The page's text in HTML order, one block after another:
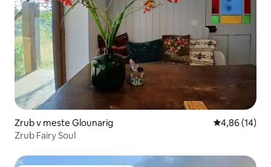
Zrub v meste Glounarig Priemerné
4,86 (14)
Zrub Fairy Soul